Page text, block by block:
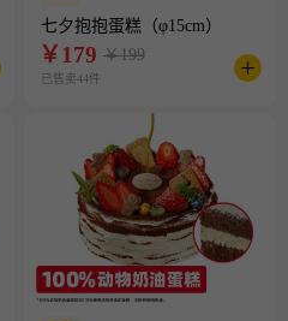
七夕抱抱蛋糕（φ15cm）
￥179 ￥199
已售卖44件